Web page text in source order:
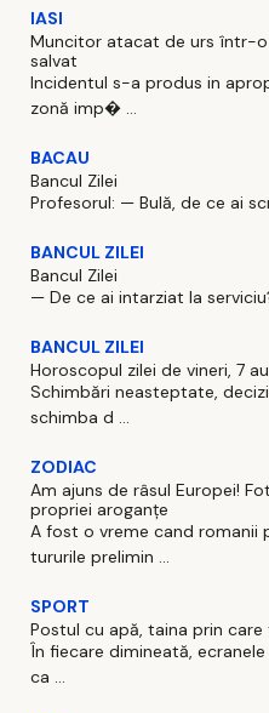
IASI
Muncitor atacat de urs într-o
salvat
Incidentul s-a produs in
zonă imp� ...
BACAU
Bancul Zilei
Profesorul: — Bulă, de ce ai
BANCUL ZILEI
Bancul Zilei
— De ce ai intarziat la
BANCUL ZILEI
Horoscopul zilei de vineri, 7
Schimbări neasteptate,
schimba d ...
ZODIAC
Am ajuns de râsul Europei!
propriei aroganțe
A fost o vreme cand romanii
tururile prelimin ...
SPORT
Postul cu apă, taina prin
În fiecare dimineată,
ca ...